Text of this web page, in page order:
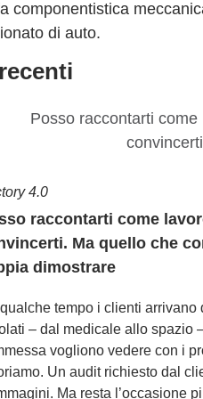
componentistica
di auto.
4.0
raccontarti come
Ma quello che
dimostrare
tempo i clienti arrivano
– dal medicale allo spazio
vogliono vedere con i
Un audit richiesto dal
Ma resta l’occasione